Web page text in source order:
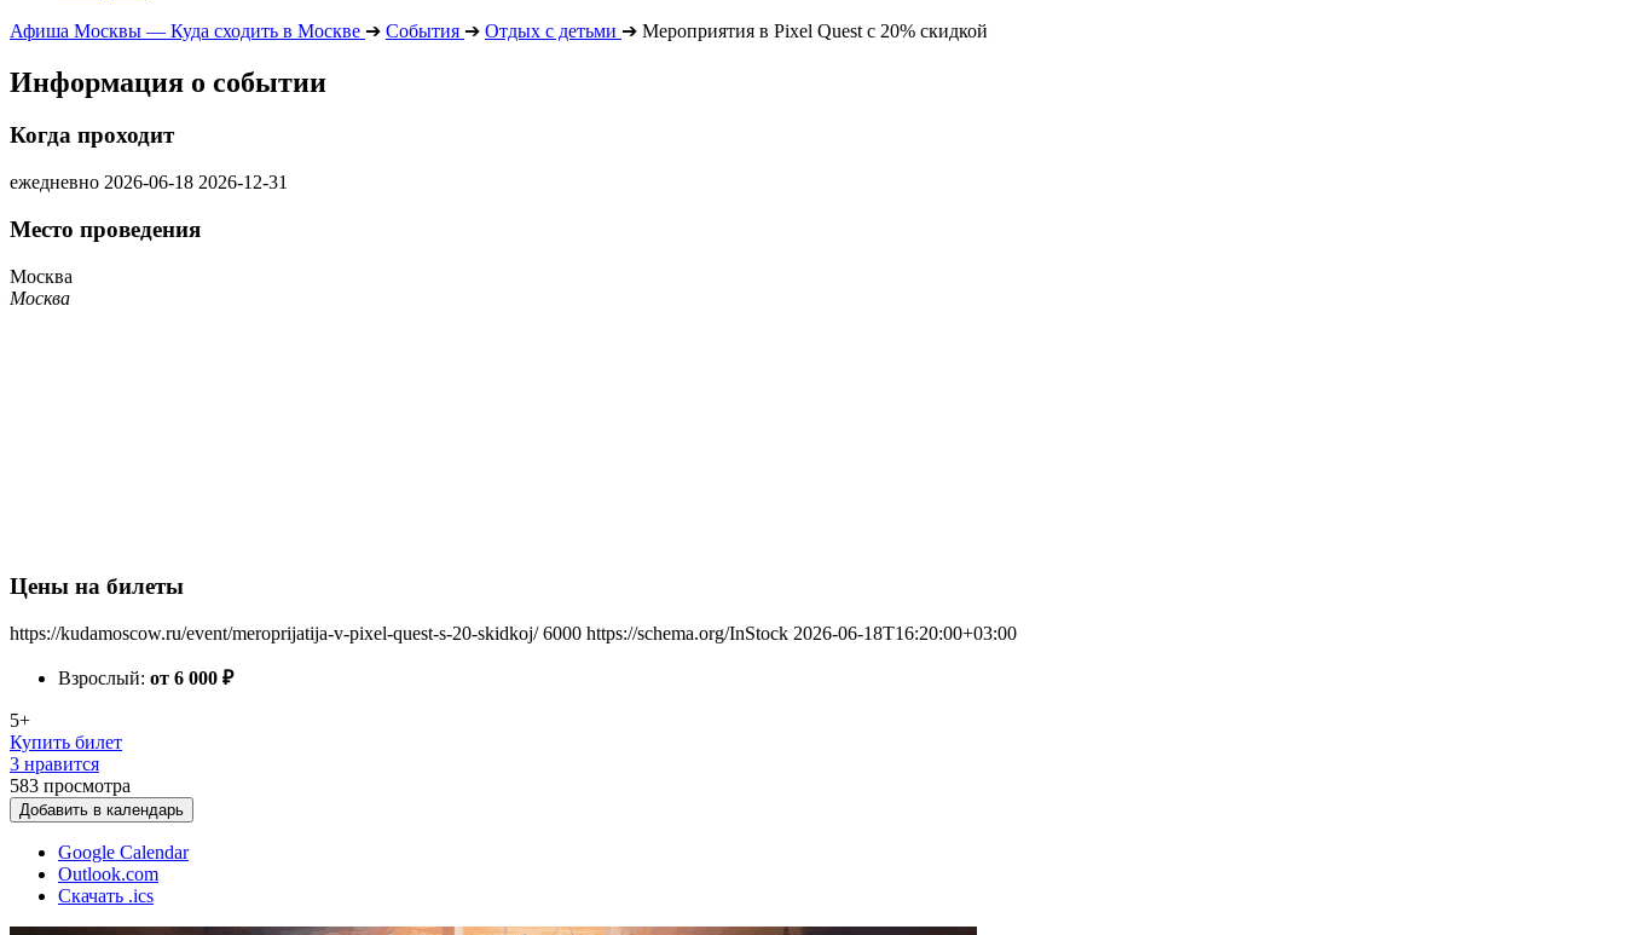
Афиша Москвы — Куда сходить в Москве ➔ События ➔ Отдых с детьми ➔ Мероприятия в Pixel Quest с 20% скидкой
Информация о событии
Когда проходит
ежедневно 2026-06-18 2026-12-31
Место проведения
Москва
Москва
Цены на билеты
https://kudamoscow.ru/event/meroprijatija-v-pixel-quest-s-20-skidkoj/ 6000 https://schema.org/InStock 2026-06-18T16:20:00+03:00
Взрослый: от 6 000 ₽
5+
Купить билет
3 нравится
583 просмотра
Добавить в календарь
Google Calendar
Outlook.com
Скачать .ics